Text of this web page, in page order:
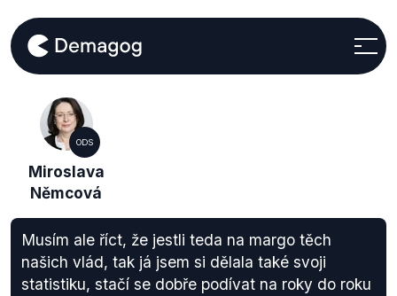
ODS
Miroslava
Němcová
Musím ale říct, že jestli teda na margo těch
našich vlád, tak já jsem si dělala také svoji
statistiku, stačí se dobře podívat na roky do roku